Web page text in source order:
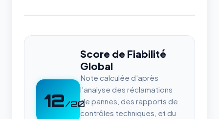
12/20
Score de Fiabilité
Global
Note calculée d'après
l'analyse des réclamations
de pannes, des rapports de
contrôles techniques, et du